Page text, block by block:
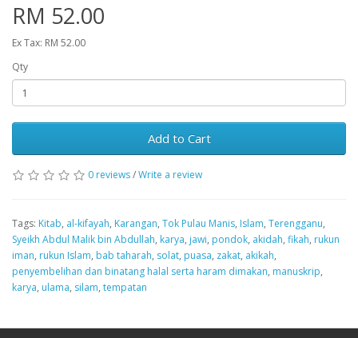
RM 52.00
Ex Tax: RM 52.00
Qty
Add to Cart
0 reviews/Write a review
Tags: Kitab, al-kifayah, Karangan, Tok Pulau Manis, Islam, Terengganu,
Syeikh Abdul Malik bin Abdullah, karya, jawi, pondok, akidah, fikah, rukun
iman, rukun Islam, bab taharah, solat, puasa, zakat, akikah,
penyembelihan dan binatang halal serta haram dimakan, manuskrip,
karya, ulama, silam, tempatan